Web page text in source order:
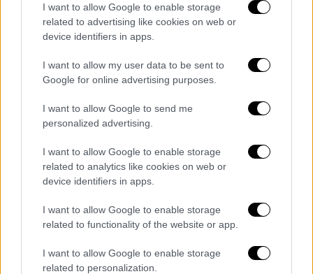
I want to allow Google to enable storage
related to advertising like cookies on web or
device identifiers in apps.
I want to allow my user data to be sent to
Google for online advertising purposes.
I want to allow Google to send me
personalized advertising.
I want to allow Google to enable storage
related to analytics like cookies on web or
device identifiers in apps.
I want to allow Google to enable storage
related to functionality of the website or app.
I want to allow Google to enable storage
related to personalization.
κινήματος. Σε περίπτωση, που τα μέλη και
φίλοι του ΠΑΣΟΚ, με τιμήσουν με την ψήφο
μετερίζι αυτό, υπέρ τωνδικαιωμάτων του
ελληνικού λαούκαι κατά τηςκαρεκλομανίας
καρεκλολατρείαςκαι της εξουσιομανίας και
σαφώς κατά των λαοκτόνων μέτρων!
Επίσης κατά τηςφτώχειας και της
αισχροκέρδειας, όπως πάντοτε έπραξα και
πράττω στην ζωή μου. Το κίνημα ΠΑΣΟΚ
είναι για να εξυπηρετεί τις ανάγκες της
κοινωνίας και του λαού και να διεκδικεί τα
καλύτερα για την χώρα και τους πολίτες
της. Σας ευχαριστώ θερμά εκ των προτέρων!